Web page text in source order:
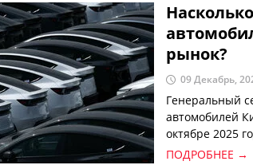
1–2 года
проблема чаще
мы им
телефоном,
продлить ещё
рынок?
09 Декабрь,
Генеральный
автомобилей
октябре 2025
автомобильной
ПОДРОБНЕЕ →